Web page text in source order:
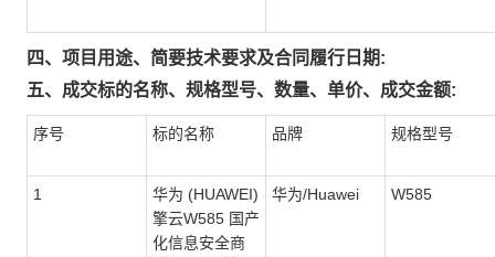
四、项目用途、简要技术要求及合同履行日期:
五、成交标的名称、规格型号、数量、单价、成交金额:
序号 标的名称 品牌 规格型号
1
华为 (HUAWEI)
擎云W585 国产
化信息安全商
华为/Huawei W585